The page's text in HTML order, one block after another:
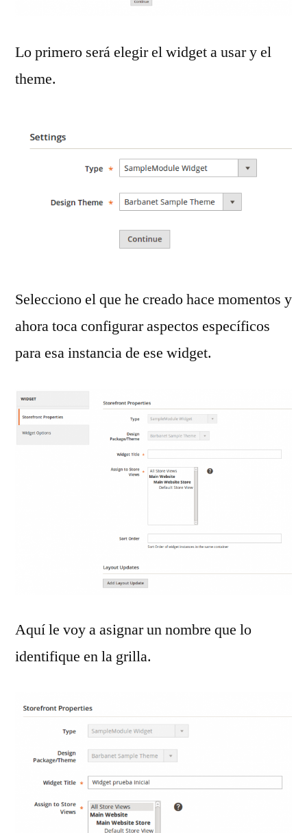
Lo primero será elegir el widget a usar y el
theme.
Selecciono el que he creado hace momentos y
ahora toca configurar aspectos específicos
para esa instancia de ese widget.
Aquí le voy a asignar un nombre que lo
identifique en la grilla.